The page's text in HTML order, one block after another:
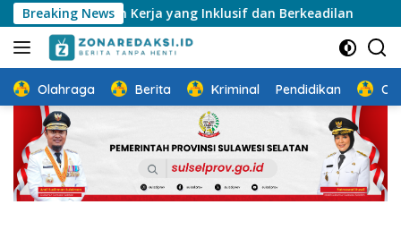
Langsung
ke
konten
Breaking NewsKerja yang Inklusif dan Berkeadilan
Olahraga Berita Kriminal Pendidikan